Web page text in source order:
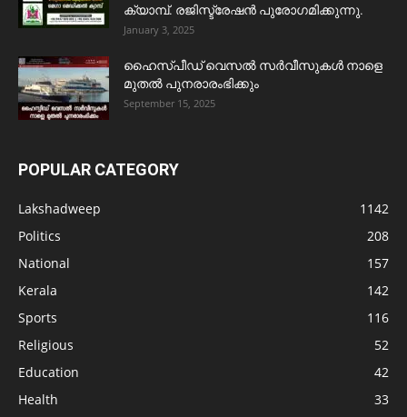
ക്യാമ്പ്. രജിസ്ട്രേഷൻ പുരോഗമിക്കുന്നു.
January 3, 2025
ഹൈസ്പീഡ് വെസൽ സർവീസുകൾ നാളെ
മുതൽ പുനരാരംഭിക്കും
September 15, 2025
POPULAR CATEGORY
Lakshadweep
1142
Politics
208
National
157
Kerala
142
Sports
116
Religious
52
Education
42
Health
33